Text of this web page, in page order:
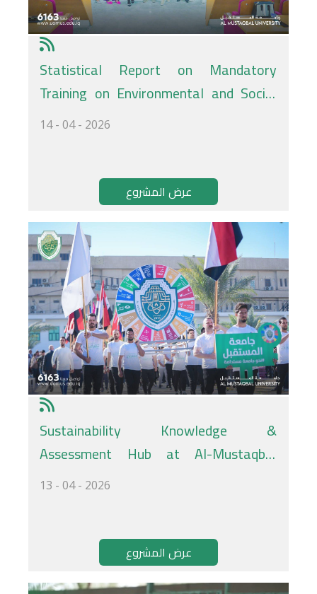
Statistical Report on Mandatory
Training on Environmental and Social
Aspects of Sustainability
14 - 04 - 2026
عرض المشروع
Sustainability Knowledge &
Assessment Hub at Al-Mustaqbal
University – Learn, Explore, and Test
13 - 04 - 2026
عرض المشروع